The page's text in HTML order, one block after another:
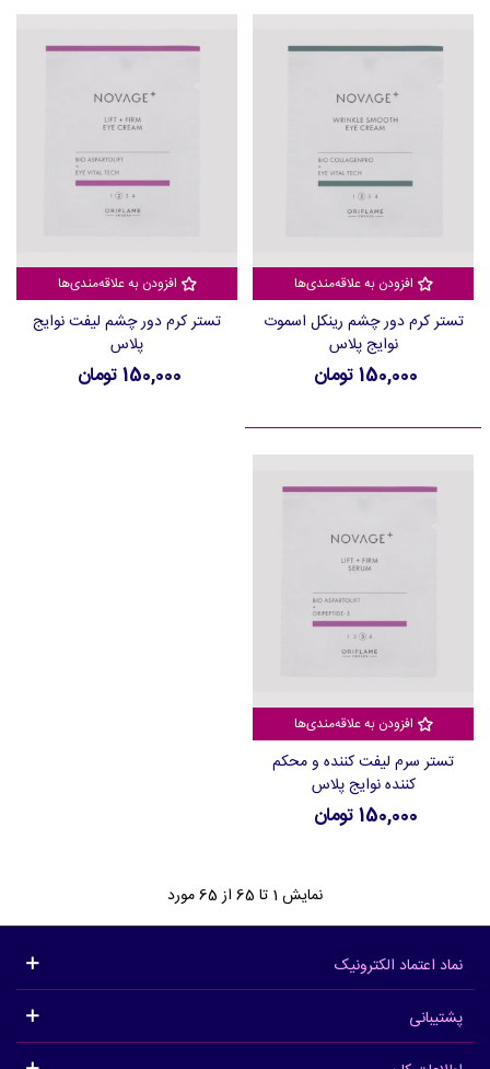
افزودن به علاقه‌مندی‌ها
تستر کرم دور چشم رینکل اسموت
نوایج پلاس
150,000 تومان
افزودن به علاقه‌مندی‌ها
تستر کرم دور چشم لیفت نوایج
پلاس
150,000 تومان
افزودن به علاقه‌مندی‌ها
تستر سرم لیفت کننده و محکم
کننده نوایج پلاس
150,000 تومان
نمایش 1 تا 65 از 65 مورد
نماد اعتماد الکترونیک
پشتیبانی